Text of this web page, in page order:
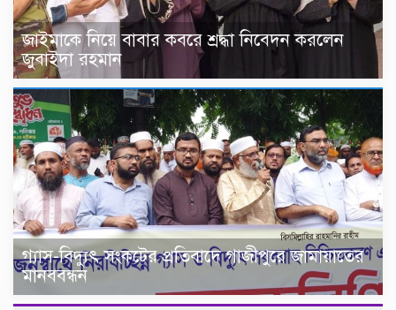
জাইমাকে নিয়ে বাবার কবরে শ্রদ্ধা নিবেদন করলেন
জুবাইদা রহমান
গ্যাস-বিদ্যুৎ সংকটের প্রতিবাদে গাজীপুরে জামায়াতের
মানববন্ধন